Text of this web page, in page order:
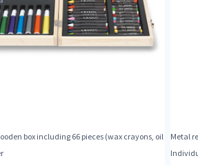
box including 66 pieces (wax crayons, oil
Metal